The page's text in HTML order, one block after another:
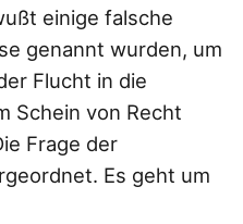
einige falsche
genannt wurden, um
Flucht in die
Schein von Recht
Frage der
Es geht um